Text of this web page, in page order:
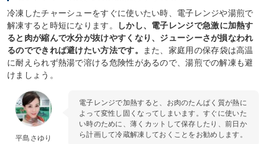
冷凍したチャーシューをすぐに使いたい時、電子レンジや湯煎で
解凍すると時短になります。
しかし、電子レンジで急激に加熱す
ると肉が縮んで水分が抜けやすくなり、ジューシーさが損なわれ
るのでできれば避けたい方法です。
また、家庭用の保存袋は高温
に耐えられず熱湯で溶ける危険性があるので、湯煎での解凍も避
けましょう。
平島さゆり
電子レンジで加熱すると、お肉のたんぱく質が熱に
よって変性し固くなってしまいます。すぐに使いた
い時のために、薄くカットして保存したり、前日か
ら計画して冷蔵解凍しておくことをお勧めします。